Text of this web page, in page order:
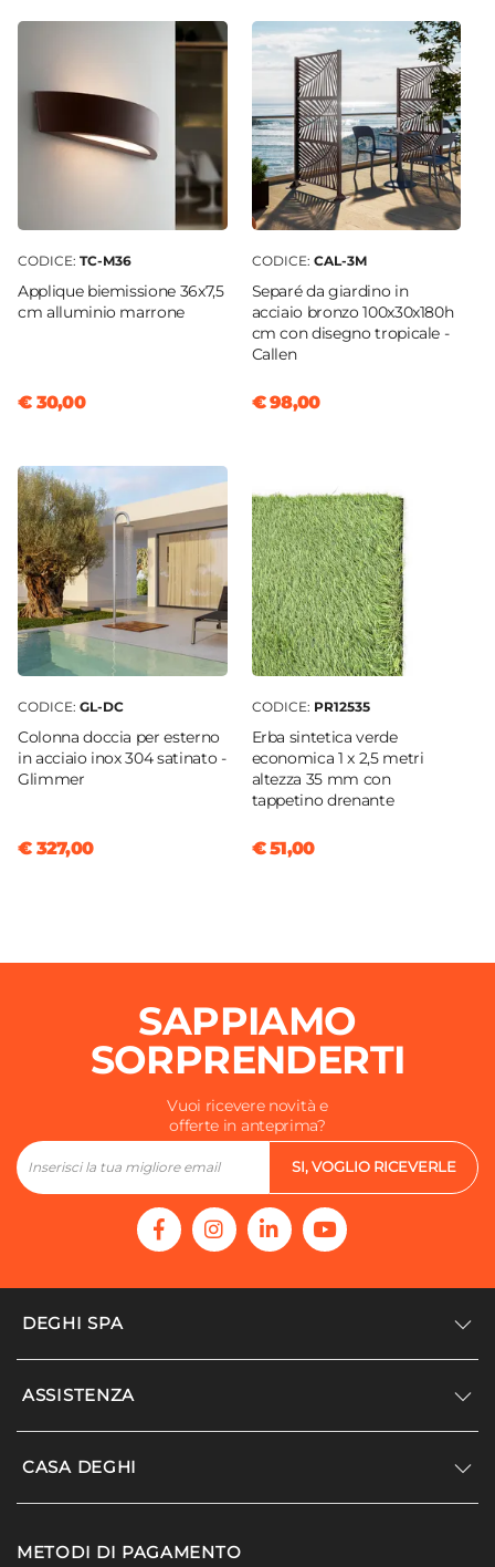
CODICE: TC-M36
Applique biemissione 36x7,5
cm alluminio marrone
€ 30,00
CODICE: CAL-3M
Separé da giardino in
acciaio bronzo 100x30x180h
cm con disegno tropicale -
Callen
€ 98,00
CODICE: GL-DC
Colonna doccia per esterno
in acciaio inox 304 satinato -
Glimmer
€ 327,00
CODICE: PR12535
Erba sintetica verde
economica 1 x 2,5 metri
altezza 35 mm con
tappetino drenante
€ 51,00
SAPPIAMO
SORPRENDERTI
Vuoi ricevere novità e
offerte in anteprima?
SI, VOGLIO RICEVERLE
DEGHI SPA
Accedi/Registrati
Modello organizzativo e codice etico
ASSISTENZA
Supporto
Agevolazioni fiscali
CASA DEGHI
I nostri luoghi
METODI DI PAGAMENTO